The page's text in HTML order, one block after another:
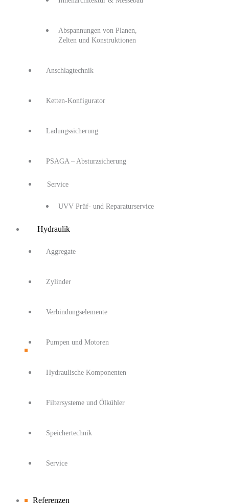
Abspannungen von Planen,
Zelten und Konstruktionen
Anschlagtechnik
Ketten-Konfigurator
Ladungssicherung
PSAGA – Absturzsicherung
Service
UVV Prüf- und Reparaturservice
Hydraulik
Aggregate
Zylinder
Verbindungselemente
Pumpen und Motoren
Hydraulische Komponenten
Filtersysteme und Ölkühler
Speichertechnik
Service
Referenzen